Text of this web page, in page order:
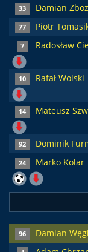
33 Damian
77 Piotr
7 Radosław
10 Rafał Wolski
14 Mateusz
92 Dominik
24 Marko Kolar
96 Damian